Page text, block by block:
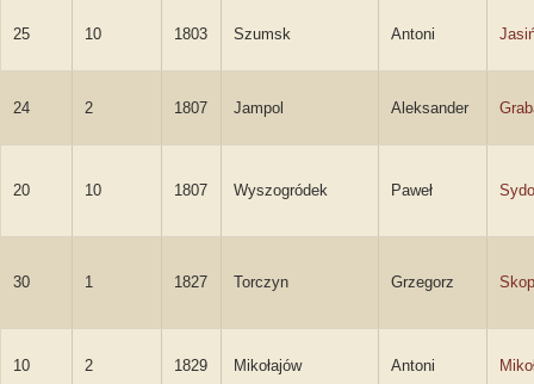
25 10 1803 Szumsk Antoni
24 2 1807 Jampol Aleksander
20 10 1807 Wyszogródek Paweł
30 1 1827 Torczyn Grzegorz
10 2 1829 Mikołajów Antoni